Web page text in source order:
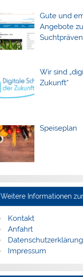
Gute und
Angebote
Wir sind
Zukunft“
Speiseplan
Weitere Informationen
Kontakt
Anfahrt
Datenschutzerklärung
Impressum